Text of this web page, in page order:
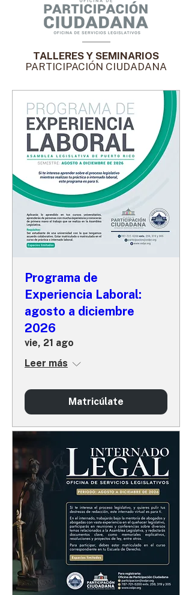
TALLERES Y SEMINARIOS
PARTICIPACIÓN CIUDADANA
Programa de
Experiencia Laboral:
agosto a diciembre
2026
vie, 21 ago
Leer más
Matricúlate